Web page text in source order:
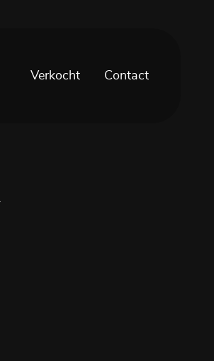
Verkocht Contact